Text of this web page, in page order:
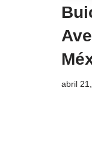
abril